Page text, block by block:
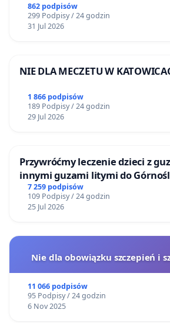
862 podpisów
299 Podpisy / 24 godzin
31 Jul 2026
NIE DLA MECZETU W
1 866 podpisów
189 Podpisy / 24 godzin
29 Jul 2026
Przywróćmy leczenie dzieci z
innymi guzami litymi do
Centrum Zdrowia Dziecka w
7 259 podpisów
109 Podpisy / 24 godzin
25 Jul 2026
Nie dla obowiązku szczepień i
11 066 podpisów
95 Podpisy / 24 godzin
6 Nov 2025